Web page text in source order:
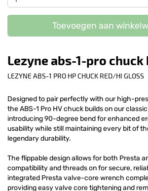
Toevoegen aan
Lezyne abs-1-pro chuck
LEZYNE ABS-1 PRO HP CHUCK RED/HI GLOSS
Designed to pair perfectly with our high-
the ABS-1 Pro HV chuck builds on our
introducing 90-degree bend for enhanced
usability while still maintaining every bit of
legendary durability.
The flippable design allows for both Presta
compatibility and threads on for secure,
integrated Presta valve-core wrench
providing easy valve core tightening and